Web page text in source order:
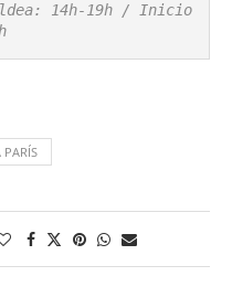
14h-19h / Inicio
PARÍS